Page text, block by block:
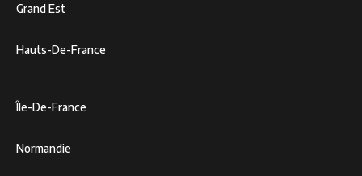
Grand Est
Hauts-De-France
Île-De-France
Normandie